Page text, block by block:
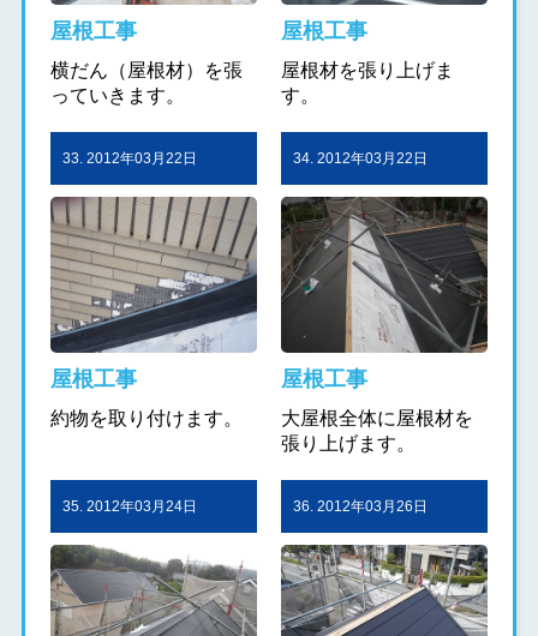
屋根工事
横だん（屋根材）を張
っていきます。
屋根工事
屋根材を張り上げま
す。
33. 2012年03月22日
屋根工事
約物を取り付けます。
34. 2012年03月22日
屋根工事
大屋根全体に屋根材を
張り上げます。
35. 2012年03月24日 36. 2012年03月26日